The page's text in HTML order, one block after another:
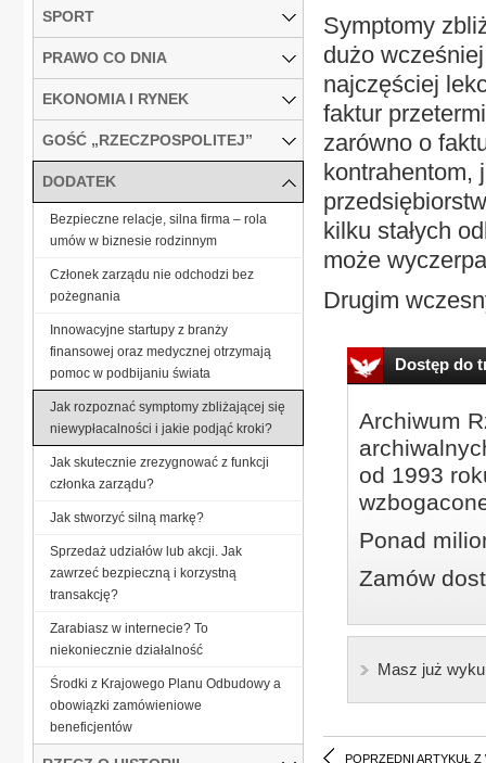
Symptomy
dużo
najczęściej
faktur
zarówno o
kontrahentom,
kilku stałych
może
Drugim
Dostęp do
Archiwum
od 1993
Ponad
Zamów
Masz już
POPRZEDNI ARTYKUŁ Z
SPORT
PRAWO CO DNIA
EKONOMIA I RYNEK
GOŚĆ „RZECZPOSPOLITEJ”
DODATEK
Bezpieczne relacje, silna firma – rola
umów w biznesie rodzinnym
Członek zarządu nie odchodzi bez
pożegnania
Innowacyjne startupy z branży
finansowej oraz medycznej otrzymają
pomoc w podbijaniu świata
Jak rozpoznać symptomy zbliżającej się
niewypłacalności i jakie podjąć kroki?
Jak skutecznie zrezygnować z funkcji
członka zarządu?
Jak stworzyć silną markę?
Sprzedaż udziałów lub akcji. Jak
zawrzeć bezpieczną i korzystną
transakcję?
Zarabiasz w internecie? To
niekoniecznie działalność
Środki z Krajowego Planu Odbudowy a
obowiązki zamówieniowe
beneficjentów